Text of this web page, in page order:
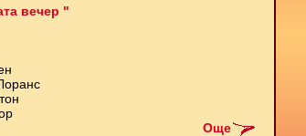
вечер "
Още